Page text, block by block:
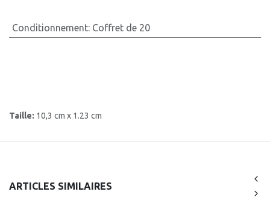
Conditionnement: Coffret de 20
Taille: 10,3 cm x 1.23 cm
ARTICLES SIMILAIRES